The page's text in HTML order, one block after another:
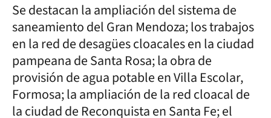
Se destacan la ampliación del sistema de
saneamiento del Gran Mendoza; los trabajos
en la red de desagües cloacales en la ciudad
pampeana de Santa Rosa; la obra de
provisión de agua potable en Villa Escolar,
Formosa; la ampliación de la red cloacal de
la ciudad de Reconquista en Santa Fe; el